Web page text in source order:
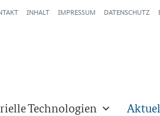
INHALT IMPRESSUM DATENSCHUTZ
Technologien